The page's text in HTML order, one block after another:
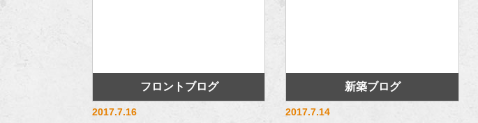
フロントブログ
2017.7.16
新築ブログ
2017.7.14